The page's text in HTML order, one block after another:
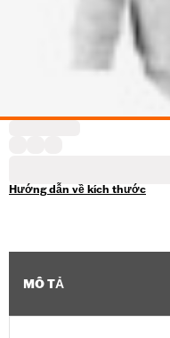
Hướng dẫn về kích thước
MÔ TẢ